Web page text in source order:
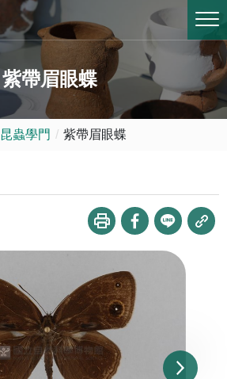
紫帶眉眼蝶
昆蟲學門 紫帶眉眼蝶